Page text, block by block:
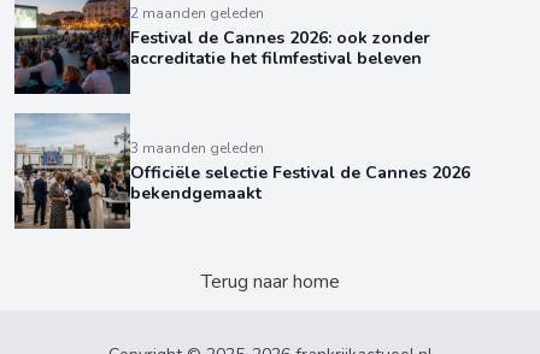
2 maanden geleden
Festival de Cannes 2026: ook zonder
accreditatie het filmfestival beleven
3 maanden geleden
Officiële selectie Festival de Cannes 2026
bekendgemaakt
Terug naar home